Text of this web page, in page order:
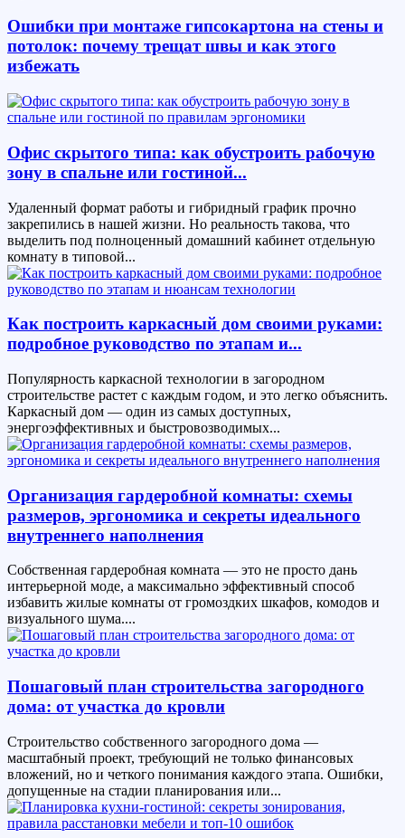
Ошибки при монтаже гипсокартона на стены и
потолок: почему трещат швы и как этого
избежать
Офис скрытого типа: как обустроить рабочую
зону в спальне или гостиной...
Удаленный формат работы и гибридный график прочно
закрепились в нашей жизни. Но реальность такова, что
выделить под полноценный домашний кабинет отдельную
комнату в типовой...
Как построить каркасный дом своими руками:
подробное руководство по этапам и...
Популярность каркасной технологии в загородном
строительстве растет с каждым годом, и это легко объяснить.
Каркасный дом — один из самых доступных,
энергоэффективных и быстровозводимых...
Организация гардеробной комнаты: схемы
размеров, эргономика и секреты идеального
внутреннего наполнения
Собственная гардеробная комната — это не просто дань
интерьерной моде, а максимально эффективный способ
избавить жилые комнаты от громоздких шкафов, комодов и
визуального шума....
Пошаговый план строительства загородного
дома: от участка до кровли
Строительство собственного загородного дома —
масштабный проект, требующий не только финансовых
вложений, но и четкого понимания каждого этапа. Ошибки,
допущенные на стадии планирования или...